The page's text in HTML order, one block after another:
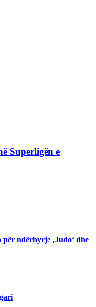
Superligën e
ndërhyrje ‚Judo‘ dhe